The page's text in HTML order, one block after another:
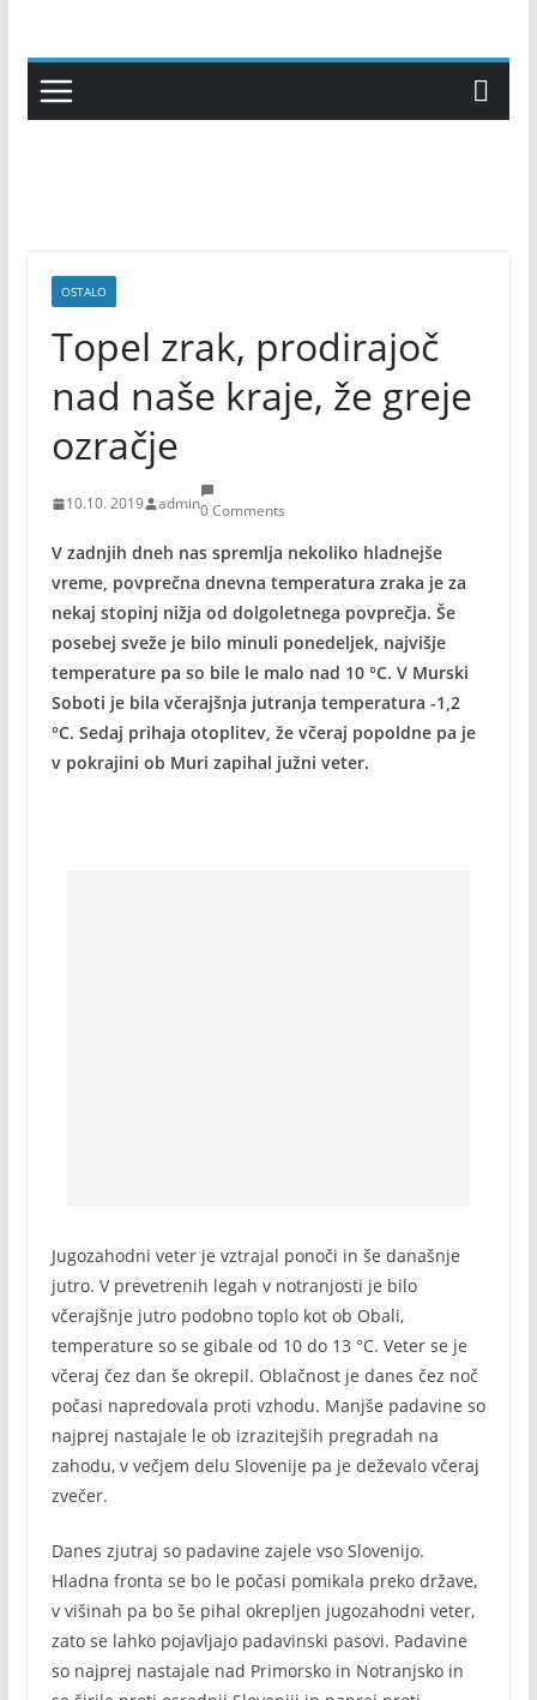
content
OSTALO
Topel zrak, prodirajoč
nad naše kraje, že greje
ozračje
10.10. 2019 admin0 Comments
V zadnjih dneh nas spremlja nekoliko hladnejše
vreme, povprečna dnevna temperatura zraka je za
nekaj stopinj nižja od dolgoletnega povprečja. Še
posebej sveže je bilo minuli ponedeljek, najvišje
temperature pa so bile le malo nad 10 °C. V Murski
Soboti je bila včerajšnja jutranja temperatura -1,2
°C. Sedaj prihaja otoplitev, že včeraj popoldne pa je
v pokrajini ob Muri zapihal južni veter.
Jugozahodni veter je vztrajal ponoči in še današnje
jutro. V prevetrenih legah v notranjosti je bilo
včerajšnje jutro podobno toplo kot ob Obali,
temperature so se gibale od 10 do 13 °C. Veter se je
včeraj čez dan še okrepil. Oblačnost je danes čez noč
počasi napredovala proti vzhodu. Manjše padavine so
najprej nastajale le ob izrazitejših pregradah na
zahodu, v večjem delu Slovenije pa je deževalo včeraj
zvečer.
Danes zjutraj so padavine zajele vso Slovenijo.
Hladna fronta se bo le počasi pomikala preko države,
v višinah pa bo še pihal okrepljen jugozahodni veter,
zato se lahko pojavljajo padavinski pasovi. Padavine
so najprej nastajale nad Primorsko in Notranjsko in